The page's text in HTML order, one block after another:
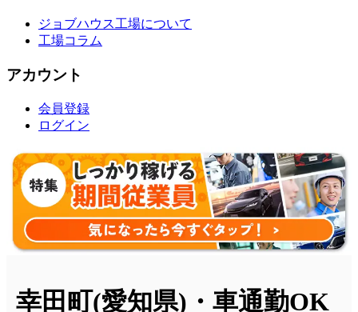
ジョブハウス工場について
工場コラム
アカウント
会員登録
ログイン
幸田町(愛知県)・車通勤OK